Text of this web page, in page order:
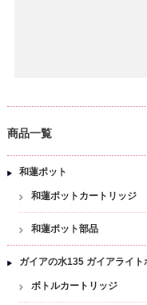
商品一覧
和蓮ポット
和蓮ポットカートリッジ
和蓮ポット部品
ガイアの水135 ガイアライト
ボトルカートリッジ